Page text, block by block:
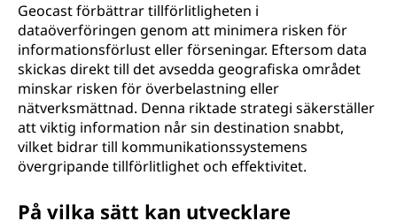
Geocast förbättrar tillförlitligheten i
dataöverföringen genom att minimera risken för
informationsförlust eller förseningar. Eftersom data
skickas direkt till det avsedda geografiska området
minskar risken för överbelastning eller
nätverksmättnad. Denna riktade strategi säkerställer
att viktig information når sin destination snabbt,
vilket bidrar till kommunikationssystemens
övergripande tillförlitlighet och effektivitet.
På vilka sätt kan utvecklare